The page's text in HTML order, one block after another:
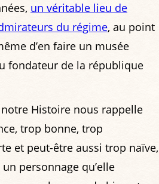
un véritable lieu de
du régime, au point
d’en faire un musée
fondateur de la république
Histoire nous rappelle
trop bonne, trop
et peut-être aussi trop naïve,
personnage qu’elle